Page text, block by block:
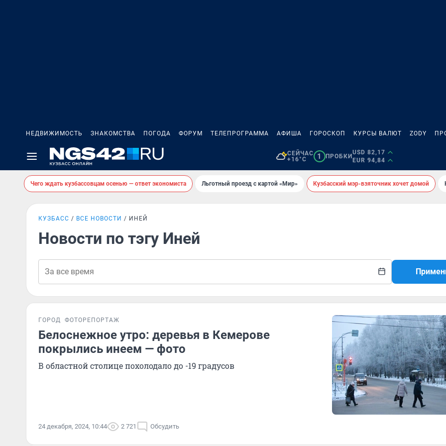
НЕДВИЖИМОСТЬ ЗНАКОМСТВА ПОГОДА ФОРУМ ТЕЛЕПРОГРАММА АФИША ГОРОСКОП КУРСЫ ВАЛЮТ ZODY
СЕЙЧАС
+16°C
1 ПРОБКИ
USD 82,17
EUR 94,84
Чего ждать кузбассовцам осенью — ответ экономиста Льготный проезд с картой «Мир» Кузбасский мэр-взяточник хочет домой
КУЗБАСС ВСЕ НОВОСТИ ИНЕЙ
Новости по тэгу Иней
ГОРОД ФОТОРЕПОРТАЖ
Белоснежное утро: деревья в Кемерове
покрылись инеем — фото
В областной столице похолодало до -19 градусов
24 декабря, 2024, 10:44 2 721 Обсудить